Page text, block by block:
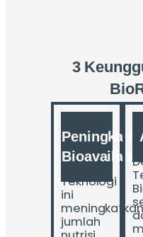
3
Teknologi
ini
meningkatkan
jumlah